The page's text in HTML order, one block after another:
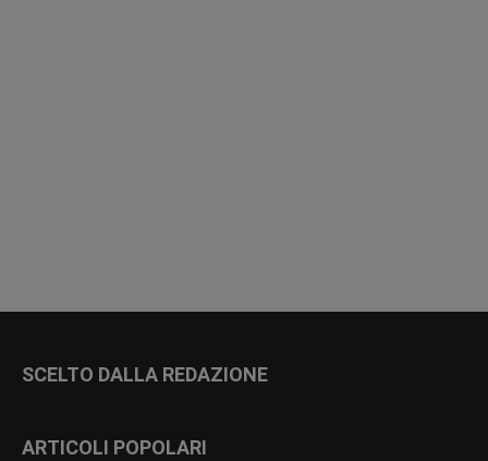
SCELTO DALLA REDAZIONE
ARTICOLI POPOLARI